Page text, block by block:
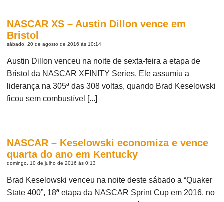
NASCAR XS – Austin Dillon vence em
Bristol
sábado, 20 de agosto de 2016 às 10:14
Austin Dillon venceu na noite de sexta-feira a etapa de
Bristol da NASCAR XFINITY Series. Ele assumiu a
liderança na 305ª das 308 voltas, quando Brad Keselowski
ficou sem combustível [...]
NASCAR – Keselowski economiza e vence
quarta do ano em Kentucky
domingo, 10 de julho de 2016 às 0:13
Brad Keselowski venceu na noite deste sábado a “Quaker
State 400”, 18ª etapa da NASCAR Sprint Cup em 2016, no